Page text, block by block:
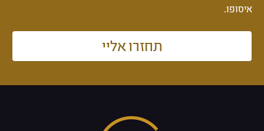
איסופו.
תחזרו אליי